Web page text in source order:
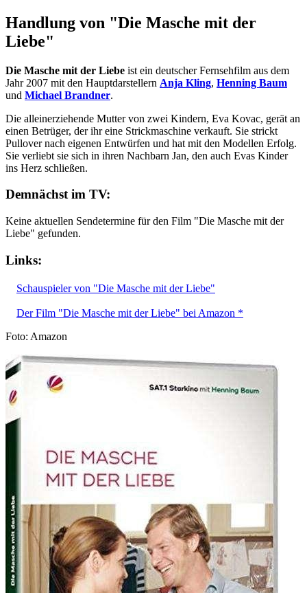
Handlung von "Die Masche mit der
Liebe"
Die Masche mit der Liebe ist ein deutscher Fernsehfilm aus dem
Jahr 2007 mit den Hauptdarstellern Anja Kling, Henning Baum
und Michael Brandner.
Die alleinerziehende Mutter von zwei Kindern, Eva Kovac, gerät an
einen Betrüger, der ihr eine Strickmaschine verkauft. Sie strickt
Pullover nach eigenen Entwürfen und hat mit den Modellen Erfolg.
Sie verliebt sie sich in ihren Nachbarn Jan, den auch Evas Kinder
ins Herz schließen.
Demnächst im TV:
Keine aktuellen Sendetermine für den Film "Die Masche mit der
Liebe" gefunden.
Links:
Schauspieler von "Die Masche mit der Liebe"
Der Film "Die Masche mit der Liebe" bei Amazon *
Foto: Amazon